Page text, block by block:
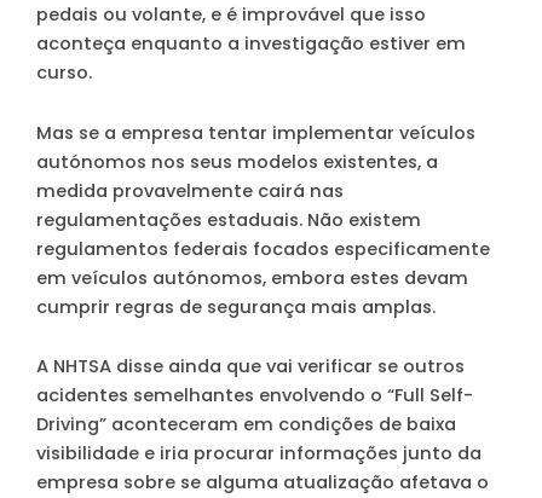
pedais ou volante, e é improvável que isso
aconteça enquanto a investigação estiver em
curso.
Mas se a empresa tentar implementar veículos
autónomos nos seus modelos existentes, a
medida provavelmente cairá nas
regulamentações estaduais. Não existem
regulamentos federais focados especificamente
em veículos autónomos, embora estes devam
cumprir regras de segurança mais amplas.
A NHTSA disse ainda que vai verificar se outros
acidentes semelhantes envolvendo o “Full Self-
Driving” aconteceram em condições de baixa
visibilidade e iria procurar informações junto da
empresa sobre se alguma atualização afetava o